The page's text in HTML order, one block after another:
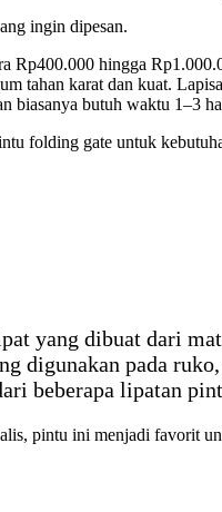
ingin dipesan.
Rp400.000 hingga
tahan karat dan kuat.
biasanya butuh waktu 1–3
folding gate untuk
yang dibuat dari
digunakan pada
beberapa lipatan
pintu ini menjadi favorit